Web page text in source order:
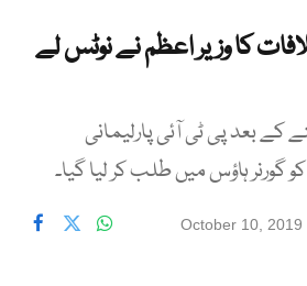
کا وزیر اعظم نے نوٹس لے
کے بعد پی ٹی آئی پارلیمانی
گورنر ہاؤس میں طلب کر لیا گیا۔
October 10, 2019